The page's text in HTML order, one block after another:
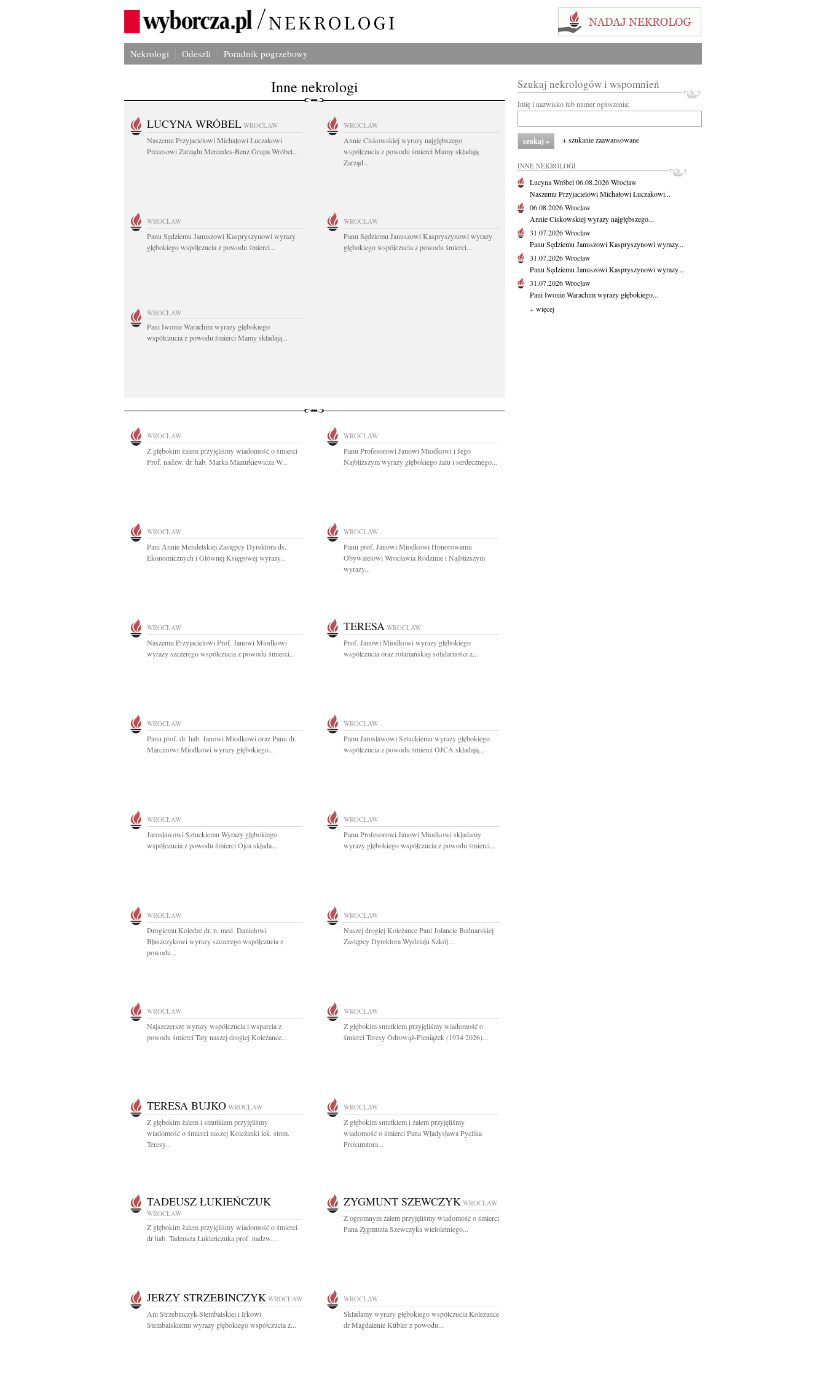
Nekrologi Odeszli Poradnik pogrzebowy
Inne nekrologi
LUCYNA WRÓBEL WROCŁAW
Naszemu Przyjacielowi Michałowi Łuczakowi
Prezesowi Zarządu Mercedes-Benz Grupa Wróbel...
WROCŁAW
Annie Ciskowskiej wyrazy najgłębszego
współczucia z powodu śmierci Mamy składają
Zarząd...
WROCŁAW
Panu Sędziemu Januszowi Kaspryszynowi wyrazy
głębokiego współczucia z powodu śmierci...
WROCŁAW
Panu Sędziemu Januszowi Kaspryszynowi wyrazy
głębokiego współczucia z powodu śmierci...
WROCŁAW
Pani Iwonie Warachim wyrazy głębokiego
współczucia z powodu śmierci Mamy składają...
WROCŁAW
Z głębokim żalem przyjęliśmy wiadomość o śmierci
Prof. nadzw. dr. hab. Marka Mazurkiewicza W...
WROCŁAW
Panu Profesorowi Janowi Miodkowi i Jego
Najbliższym wyrazy głębokiego żalu i serdecznego...
WROCŁAW
Pani Annie Mendelskiej Zastępcy Dyrektora ds.
Ekonomicznych i Głównej Księgowej wyrazy...
WROCŁAW
Panu prof. Janowi Miodkowi Honorowemu
Obywatelowi Wrocławia Rodzinie i Najbliższym
wyrazy...
WROCŁAW
Naszemu Przyjacielowi Prof. Janowi Miodkowi
wyrazy szczerego współczucia z powodu śmierci...
TERESA WROCŁAW
Prof. Janowi Miodkowi wyrazy głębokiego
współczucia oraz rotariańskiej solidarności z...
WROCŁAW
Panu prof. dr. hab. Janowi Miodkowi oraz Panu dr.
Marcinowi Miodkowi wyrazy głębokiego...
WROCŁAW
Panu Jarosławowi Sztuckiemu wyrazy głębokiego
współczucia z powodu śmierci OJCA składają...
WROCŁAW
Jarosławowi Sztuckiemu Wyrazy głębokiego
współczucia z powodu śmierci Ojca składa...
WROCŁAW
Panu Profesorowi Janowi Miodkowi składamy
wyrazy głębokiego współczucia z powodu śmierci...
WROCŁAW
Drogiemu Koledze dr. n. med. Danielowi
Błaszczykowi wyrazy szczerego współczucia z
powodu...
WROCŁAW
Naszej drogiej Koleżance Pani Jolancie Bednarskiej
Zastępcy Dyrektora Wydziału Szkół...
WROCŁAW
Najszczersze wyrazy współczucia i wsparcia z
powodu śmierci Taty naszej drogiej Koleżance...
WROCŁAW
Z głębokim smutkiem przyjęliśmy wiadomość o
śmierci Teresy Odrowąż-Pieniążek (1934 2026)...
TERESA BUJKO WROCŁAW
Z głębokim żalem i smutkiem przyjęliśmy
wiadomość o śmierci naszej Koleżanki lek. stom.
Teresy...
WROCŁAW
Z głębokim smutkiem i żalem przyjęliśmy
wiadomość o śmierci Pana Władysława Pyclika
Prokuratora...
TADEUSZ ŁUKIEŃCZUK
WROCŁAW
Z głębokim żalem przyjęliśmy wiadomość o śmierci
dr hab. Tadeusza Łukieńczuka prof. nadzw....
ZYGMUNT SZEWCZYK WROCŁAW
Z ogromnym żalem przyjęliśmy wiadomość o śmierci
Pana Zygmunta Szewczyka wieloletniego...
JERZY STRZEBINCZYK WROCŁAW
Ani Strzebinczyk-Stembalskiej i Irkowi
Stembalskiemu wyrazy głębokiego współczucia z...
WROCŁAW
Składamy wyrazy głębokiego współczucia Koleżance
dr Magdalenie Kübler z powodu...
Szukaj nekrologów i wspomnień
Imię i nazwisko lub numer ogłoszenia:
+ szukanie zaawansowane
INNE NEKROLOGI
Lucyna Wróbel06.08.2026Wrocław
Naszemu Przyjacielowi Michałowi Łuczakowi...
06.08.2026Wrocław
Annie Ciskowskiej wyrazy najgłębszego...
31.07.2026Wrocław
Panu Sędziemu Januszowi Kaspryszynowi wyrazy...
31.07.2026Wrocław
Panu Sędziemu Januszowi Kaspryszynowi wyrazy...
31.07.2026Wrocław
Pani Iwonie Warachim wyrazy głębokiego...
+ więcej